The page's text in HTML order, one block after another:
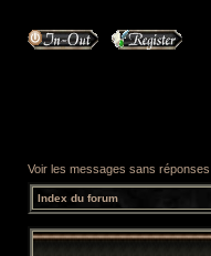
Voir les messages sans réponses
Index du forum